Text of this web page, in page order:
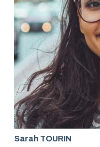
Sarah TOURIN